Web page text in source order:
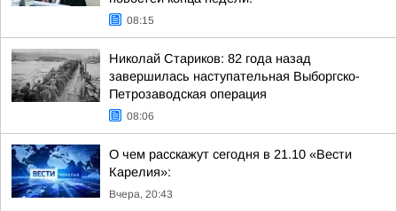
08:15
Николай Стариков: 82 года назад
завершилась наступательная Выборгско-
Петрозаводская операция
08:06
О чем расскажут сегодня в 21.10 «Вести
Карелия»:
Вчера, 20:43